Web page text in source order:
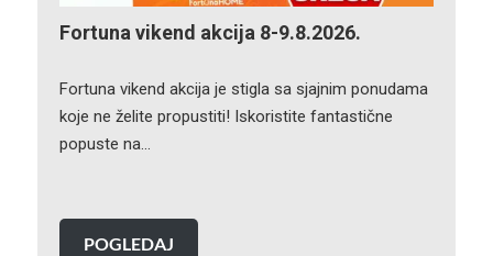
Fortuna vikend akcija 8-9.8.2026.
Fortuna vikend akcija je stigla sa sjajnim ponudama
koje ne želite propustiti! Iskoristite fantastične
popuste na…
POGLEDAJ